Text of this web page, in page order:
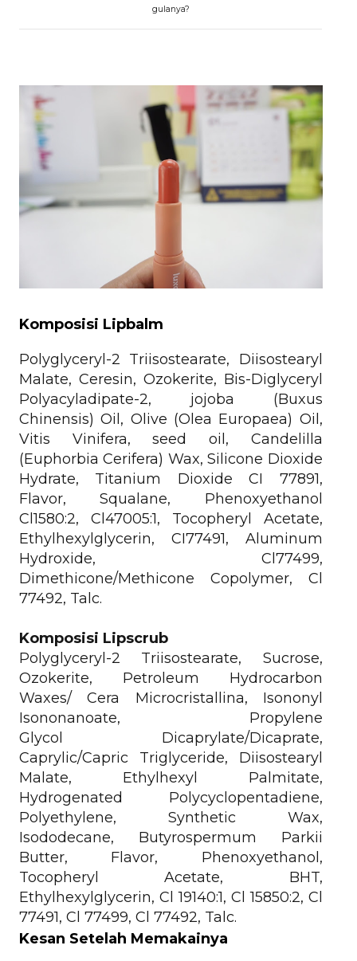
gulanya?
Komposisi Lipbalm
Polyglyceryl-2 Triisostearate, Diisostearyl
Malate, Ceresin, Ozokerite, Bis-Diglyceryl
Polyacyladipate-2, jojoba (Buxus
Chinensis) Oil, Olive (Olea Europaea) Oil,
Vitis Vinifera, seed oil, Candelilla
(Euphorbia Cerifera) Wax, Silicone Dioxide
Hydrate, Titanium Dioxide CI 77891,
Flavor, Squalane, Phenoxyethanol
Cl1580:2, Cl47005:1, Tocopheryl Acetate,
Ethylhexylglycerin, CI77491, Aluminum
Hydroxide, Cl77499,
Dimethicone/Methicone Copolymer, Cl
77492, Talc.
Komposisi Lipscrub
Polyglyceryl-2 Triisostearate, Sucrose,
Ozokerite, Petroleum Hydrocarbon
Waxes/ Cera Microcristallina, Isononyl
Isononanoate, Propylene
Glycol
Dicaprylate/Dicaprate,
Caprylic/Capric Triglyceride, Diisostearyl
Malate, Ethylhexyl Palmitate,
Hydrogenated Polycyclopentadiene,
Polyethylene, Synthetic Wax,
Isododecane, Butyrospermum Parkii
Butter, Flavor, Phenoxyethanol,
Tocopheryl Acetate, BHT,
Ethylhexylglycerin, Cl 19140:1, Cl 15850:2, Cl
77491, Cl 77499, Cl 77492, Talc.
Kesan Setelah Memakainya